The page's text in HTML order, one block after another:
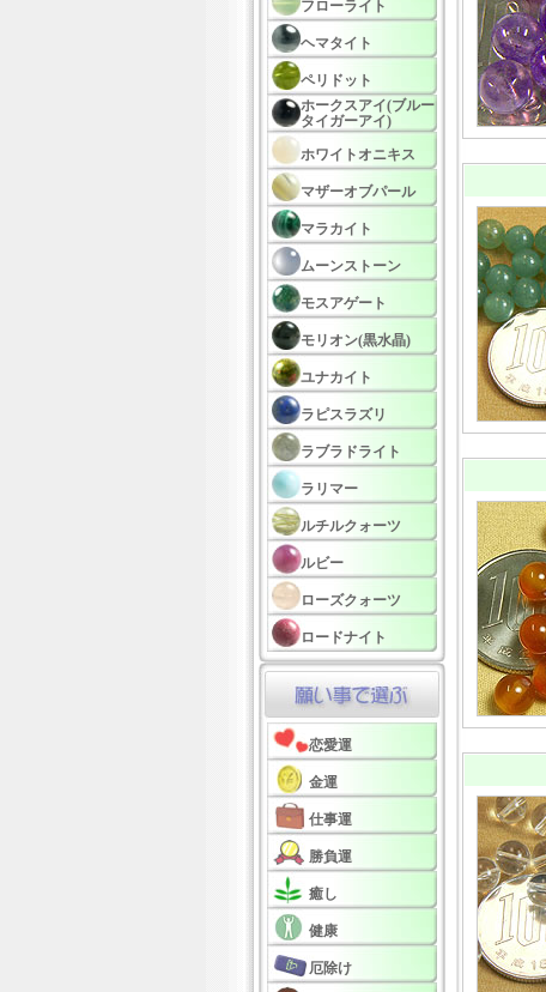
フローライト
ヘマタイト
ペリドット
ホークスアイ(ブルー
タイガーアイ)
ホワイトオニキス
マザーオブパール
マラカイト
ムーンストーン
モスアゲート
モリオン(黒水晶)
ユナカイト
ラピスラズリ
ラブラドライト
ラリマー
ルチルクォーツ
ルビー
ローズクォーツ
ロードナイト
恋愛運
金運
仕事運
勝負運
癒し
健康
厄除け